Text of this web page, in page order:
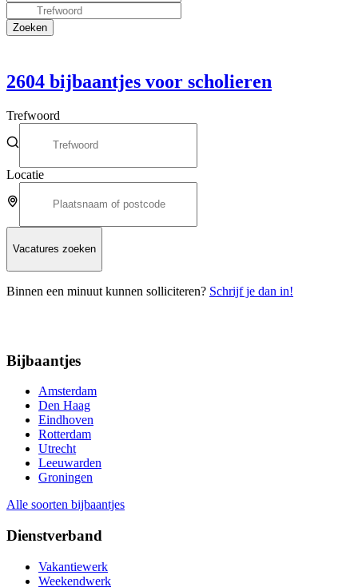
2604 bijbaantjes voor scholieren
Trefwoord
Locatie
Vacatures zoeken
Binnen een minuut kunnen solliciteren? Schrijf je dan in!
Bijbaantjes
Amsterdam
Den Haag
Eindhoven
Rotterdam
Utrecht
Leeuwarden
Groningen
Alle soorten bijbaantjes
Dienstverband
Vakantiewerk
Weekendwerk